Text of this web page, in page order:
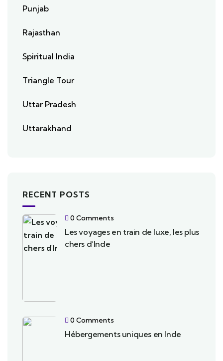
Punjab
Rajasthan
Spiritual India
Triangle Tour
Uttar Pradesh
Uttarakhand
RECENT POSTS
0 Comments
Les voyages en train de luxe, les plus
chers d’Inde
0 Comments
Hébergements uniques en Inde